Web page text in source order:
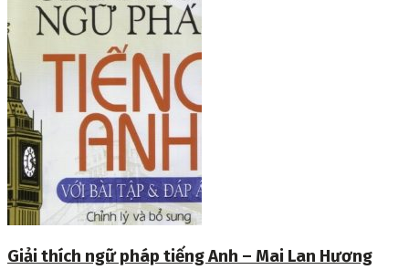
Giải thích ngữ pháp tiếng Anh – Mai Lan Hương